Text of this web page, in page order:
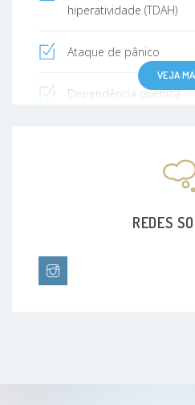
hiperatividade (TDAH)
Ataque de pânico
Dependência química
Transtorno do Espectro
Transtorno de
VEJA
REDES